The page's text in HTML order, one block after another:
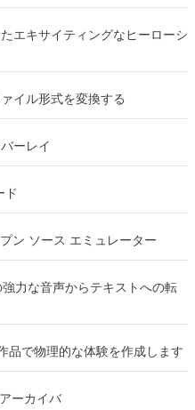
as well. Overall,
strong reliability,
make it stand out from the
pricey, but you do get what
エキサイティングなヒーローシ
イル形式を変換する
ーレイ
ド
ン ソース エミュレーター
力な音声からテキストへの転
品で物理的な体験を作成します
ーカイバ